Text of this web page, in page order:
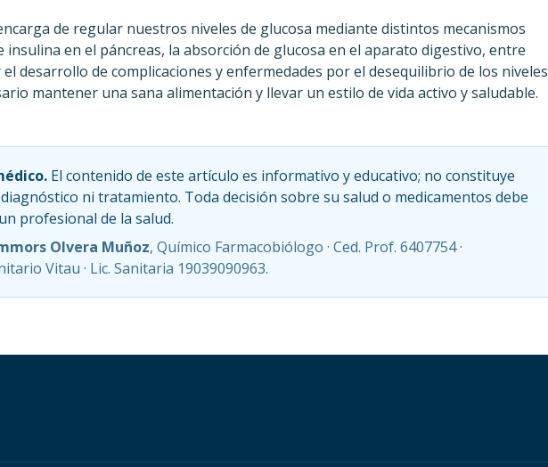
de regular nuestros niveles de glucosa mediante distintos mecanismos
insulina en el páncreas, la absorción de glucosa en el aparato digestivo, entre
desarrollo de complicaciones y enfermedades por el desequilibrio de los niveles
mantener una sana alimentación y llevar un estilo de vida activo y saludable.
El contenido de este artículo es informativo y educativo; no constituye
ni tratamiento. Toda decisión sobre su salud o medicamentos debe
profesional de la salud.
Olvera Muñoz, Químico Farmacobiólogo · Ced. Prof. 6407754 ·
Vitau · Lic. Sanitaria 19039090963.